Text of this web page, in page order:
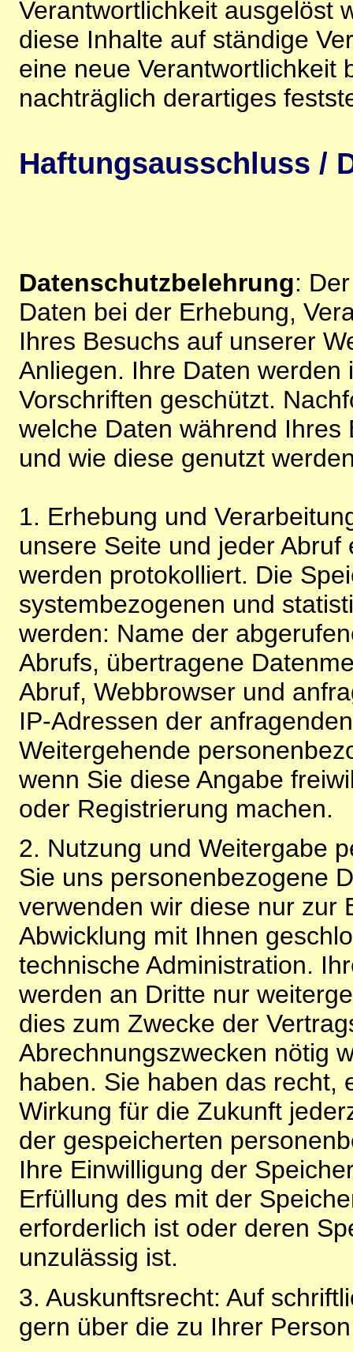
Verantwortlichkeit ausgelöst
diese Inhalte auf ständige
eine neue Verantwortlichkeit
nachträglich derartiges
Haftungsausschluss /
Datenschutzbelehrung:
Daten bei der Erhebung,
Ihres Besuchs auf unserer
Anliegen. Ihre Daten
Vorschriften geschützt.
welche Daten während
und wie diese genutzt
1. Erhebung und
unsere Seite und jeder
werden protokolliert. Die
systembezogenen und
werden: Name der
Abrufs, übertragene
Abruf, Webbrowser und
IP-Adressen der
Weitergehende
wenn Sie diese Angabe
oder Registrierung machen.
2. Nutzung und Weitergabe
Sie uns personenbezogene
verwenden wir diese nur zur
Abwicklung mit Ihnen
technische Administration.
werden an Dritte nur
dies zum Zwecke der
Abrechnungszwecken nötig
haben. Sie haben das recht,
Wirkung für die Zukunft
der gespeicherten
Ihre Einwilligung der
Erfüllung des mit der
erforderlich ist oder deren
unzulässig ist.
3. Auskunftsrecht: Auf
gern über die zu Ihrer